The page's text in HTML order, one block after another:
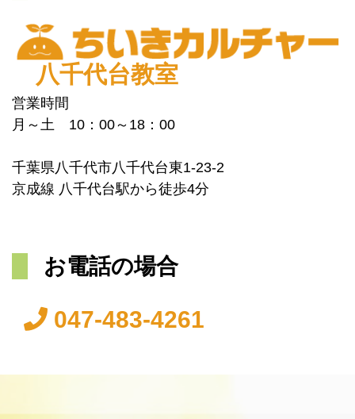
八千代台教室
営業時間
月～土 10：00～18：00
千葉県八千代市八千代台東1-23-2
京成線 八千代台駅から徒歩4分
お電話の場合
047-483-4261